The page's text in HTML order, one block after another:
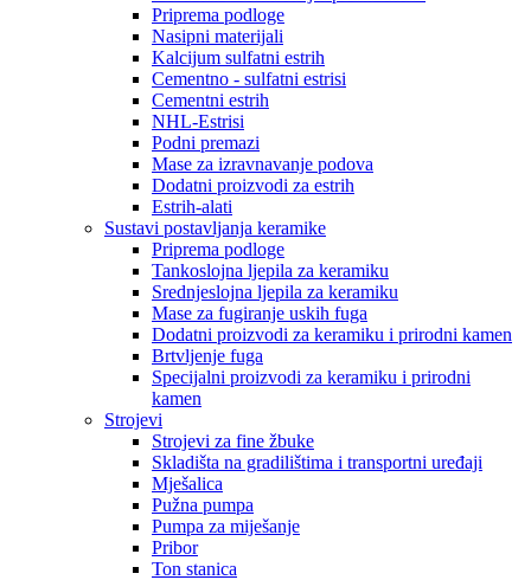
Priprema podloge
Nasipni materijali
Kalcijum sulfatni estrih
Cementno - sulfatni estrisi
Cementni estrih
NHL-Estrisi
Podni premazi
Mase za izravnavanje podova
Dodatni proizvodi za estrih
Estrih-alati
Sustavi postavljanja keramike
Priprema podloge
Tankoslojna ljepila za keramiku
Srednjeslojna ljepila za keramiku
Mase za fugiranje uskih fuga
Dodatni proizvodi za keramiku i prirodni kamen
Brtvljenje fuga
Specijalni proizvodi za keramiku i prirodni
kamen
Strojevi
Strojevi za fine žbuke
Skladišta na gradilištima i transportni uređaji
Mješalica
Pužna pumpa
Pumpa za miješanje
Pribor
Ton stanica